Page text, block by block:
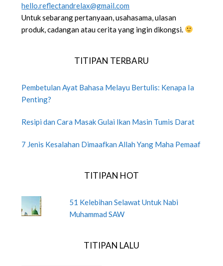
hello.reflectandrelax@gmail.com
Untuk sebarang pertanyaan, usahasama, ulasan
produk, cadangan atau cerita yang ingin dikongsi.
TITIPAN TERBARU
Pembetulan Ayat Bahasa Melayu Bertulis: Kenapa Ia
Penting?
Resipi dan Cara Masak Gulai Ikan Masin Tumis Darat
7 Jenis Kesalahan Dimaafkan Allah Yang Maha Pemaaf
TITIPAN HOT
51 Kelebihan Selawat Untuk Nabi
Muhammad SAW
TITIPAN LALU